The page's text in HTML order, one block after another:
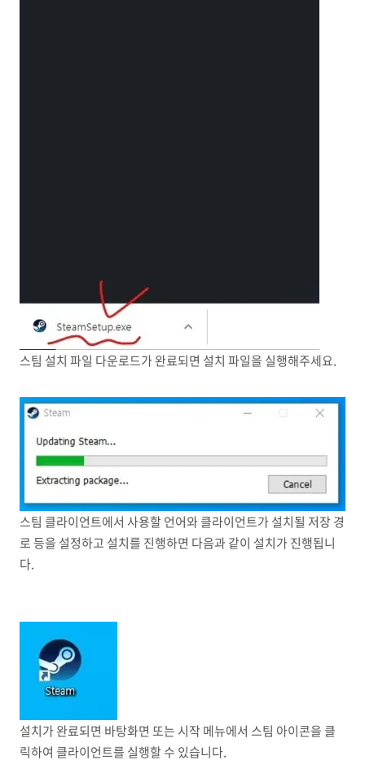
스팀 설치 파일 다운로드가 완료되면 설치 파일을 실행해주세요.
스팀 클라이언트에서 사용할 언어와 클라이언트가 설치될 저장 경
로 등을 설정하고 설치를 진행하면 다음과 같이 설치가 진행됩니
다.
설치가 완료되면 바탕화면 또는 시작 메뉴에서 스팀 아이콘을 클
릭하여 클라이언트를 실행할 수 있습니다.